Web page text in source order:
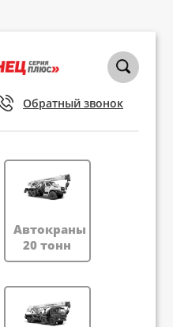
Обратный звонок
Автокраны
20 тонн